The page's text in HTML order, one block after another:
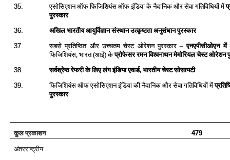
35. एसोसिएशन ऑफ फिजिशियंस ऑफ इंडिया के नैदानिक और सेवा गतिविधियों में
पुरस्कार
36. अखिल भारतीय आयुर्विज्ञान संस्थान उत्कृष्टता अनुसंधान पुरस्कार
37. सबसे प्रतिष्ठित और उच्चतम चेस्ट ओरेशन पुरस्कार –एनएपीसीओएन में
फिजिशियंस, भारत (आई) केप्रोफेसर रमन विश्वनाथन मेमोरियल चेस्ट ओरेशन
38. सर्वश्रेष्ठ रेफरी के लिए लंग इंडिया एवार्ड, भारतीय चेस्ट सोसायटी
39. फिजिशियंस ऑफ एसोसिएशन इंडिया की नैदानिक और सेवा गतिविधियों में
पुरस्कार
कुल प्रकाशन 479
अंतरराष्‍ट्रीय